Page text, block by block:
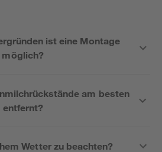
ist eine Montage
möglich?
am besten
entfernt?
Wetter zu beachten?